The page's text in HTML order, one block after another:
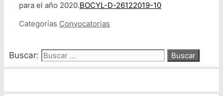
para el año 2020.BOCYL-D-26122019-10
Categorías Convocatorias
Buscar: